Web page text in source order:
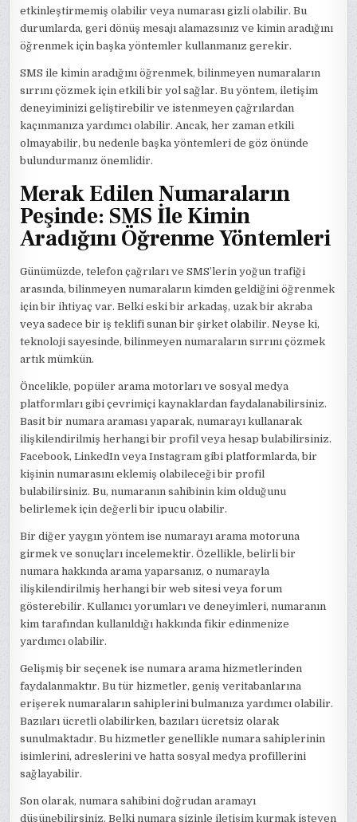
etkinleştirmemiş olabilir veya numarası gizli olabilir. Bu
durumlarda, geri dönüş mesajı alamazsınız ve kimin aradığını
öğrenmek için başka yöntemler kullanmanız gerekir.
SMS ile kimin aradığını öğrenmek, bilinmeyen numaraların
sırrını çözmek için etkili bir yol sağlar. Bu yöntem, iletişim
deneyiminizi geliştirebilir ve istenmeyen çağrılardan
kaçınmanıza yardımcı olabilir. Ancak, her zaman etkili
olmayabilir, bu nedenle başka yöntemleri de göz önünde
bulundurmanız önemlidir.
Merak Edilen Numaraların
Peşinde: SMS İle Kimin
Aradığını Öğrenme Yöntemleri
Günümüzde, telefon çağrıları ve SMS’lerin yoğun trafiği
arasında, bilinmeyen numaraların kimden geldiğini öğrenmek
için bir ihtiyaç var. Belki eski bir arkadaş, uzak bir akraba
veya sadece bir iş teklifi sunan bir şirket olabilir. Neyse ki,
teknoloji sayesinde, bilinmeyen numaraların sırrını çözmek
artık mümkün.
Öncelikle, popüler arama motorları ve sosyal medya
platformları gibi çevrimiçi kaynaklardan faydalanabilirsiniz.
Basit bir numara araması yaparak, numarayı kullanarak
ilişkilendirilmiş herhangi bir profil veya hesap bulabilirsiniz.
Facebook, LinkedIn veya Instagram gibi platformlarda, bir
kişinin numarasını eklemiş olabileceği bir profil
bulabilirsiniz. Bu, numaranın sahibinin kim olduğunu
belirlemek için değerli bir ipucu olabilir.
Bir diğer yaygın yöntem ise numarayı arama motoruna
girmek ve sonuçları incelemektir. Özellikle, belirli bir
numara hakkında arama yaparsanız, o numarayla
ilişkilendirilmiş herhangi bir web sitesi veya forum
gösterebilir. Kullanıcı yorumları ve deneyimleri, numaranın
kim tarafından kullanıldığı hakkında fikir edinmenize
yardımcı olabilir.
Gelişmiş bir seçenek ise numara arama hizmetlerinden
faydalanmaktır. Bu tür hizmetler, geniş veritabanlarına
erişerek numaraların sahiplerini bulmanıza yardımcı olabilir.
Bazıları ücretli olabilirken, bazıları ücretsiz olarak
sunulmaktadır. Bu hizmetler genellikle numara sahiplerinin
isimlerini, adreslerini ve hatta sosyal medya profillerini
sağlayabilir.
Son olarak, numara sahibini doğrudan aramayı
düşünebilirsiniz. Belki numara sizinle iletişim kurmak isteyen